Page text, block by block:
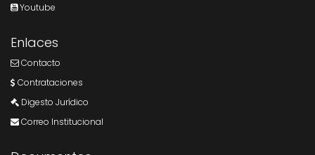
Youtube
Enlaces
Contacto
Contrataciones
Digesto Jurídico
Correo Institucional